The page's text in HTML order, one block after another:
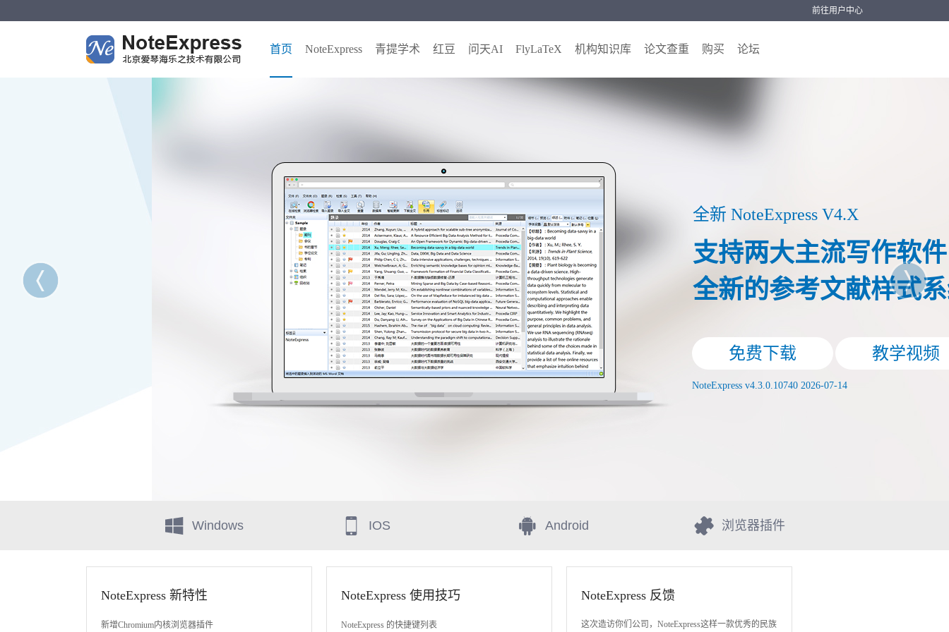
前往用户中心
首页 NoteExpress 青提学术 红豆 问天AI FlyLaTeX 机构知识库 论文查重 购买 论坛
全新 NoteExpress V4.X
支持两大主流写作软件
全新的参考文献样式系统
免费下载 教学视频
NoteExpress v4.3.0.10740 2026-07-14
Windows IOS Android 浏览器插件
NoteExpress 新特性
新增Chromium内核浏览器插件
NoteExpress 使用技巧
NoteExpress 的快捷键列表
NoteExpress 反馈
这次造访你们公司，NoteExpress这样一款优秀的民族